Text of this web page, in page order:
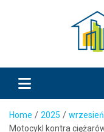
Home 2025
wrzesień
Motocykl kontra